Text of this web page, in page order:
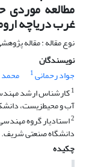
مطالعه موردی
غرب دریاچه
نوع مقاله : مقاله
نویسندگان
جواد رحمانی1
1کارشناس ارشد
آب و محیطزیست،
2استادیار گروه
دانشگاه صنعتی شریف.
چکیده